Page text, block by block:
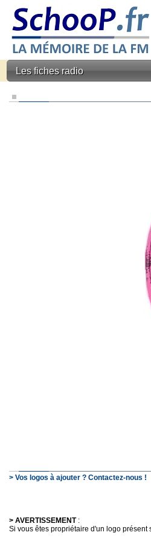
Les fiches radio
> Vos logos à ajouter ? Contactez-nous !
> AVERTISSEMENT:
Si vous êtes propriétaire d'un logo